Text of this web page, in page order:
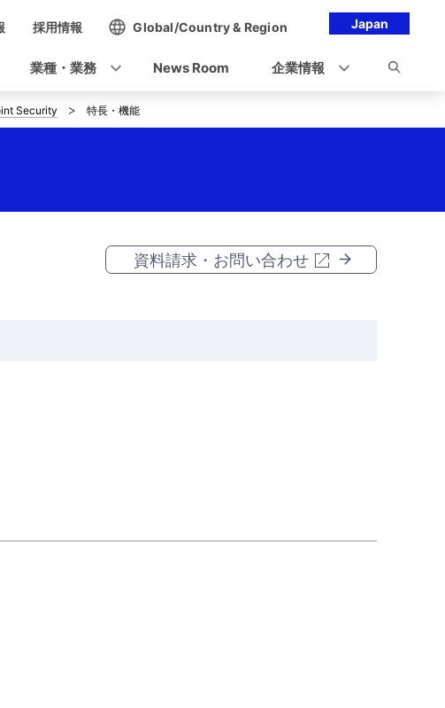
Japan
採用情報 Global/Country & Region
業種・業務 News Room 企業情報
Security 特長・機能
資料請求・お問い合わせ